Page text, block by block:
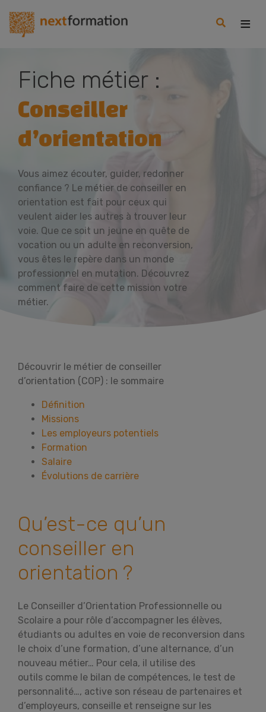
Nextformation
Fiche métier :
Conseiller
d’orientation
Vous aimez écouter, guider, redonner
confiance ? Le métier de conseiller en
orientation est fait pour ceux qui
veulent aider les autres à trouver leur
voie. Que ce soit un jeune en quête de
vocation ou un adulte en reconversion,
vous êtes le repère dans un monde
professionnel en mutation. Découvrez
comment faire de cette mission votre
métier.
Découvrir le métier de conseiller
d’orientation (COP) : le sommaire
Définition
Missions
Les employeurs potentiels
Formation
Salaire
Évolutions de carrière
Qu’est-ce qu’un
conseiller en
orientation ?
Le Conseiller d’Orientation Professionnelle ou
Scolaire a pour rôle d’accompagner les élèves,
étudiants ou adultes en voie de reconversion dans
le choix d’une formation, d’une alternance, d’un
nouveau métier… Pour cela, il utilise des
outils comme le bilan de compétences, le test de
personnalité…, active son réseau de partenaires et
d’employeurs, conseille et renseigne sur les